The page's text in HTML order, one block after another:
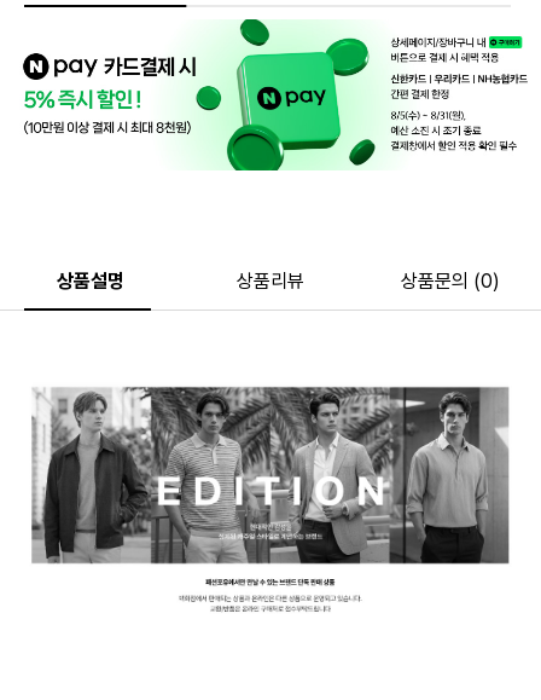
상품설명 상품리뷰 상품문의 (0)